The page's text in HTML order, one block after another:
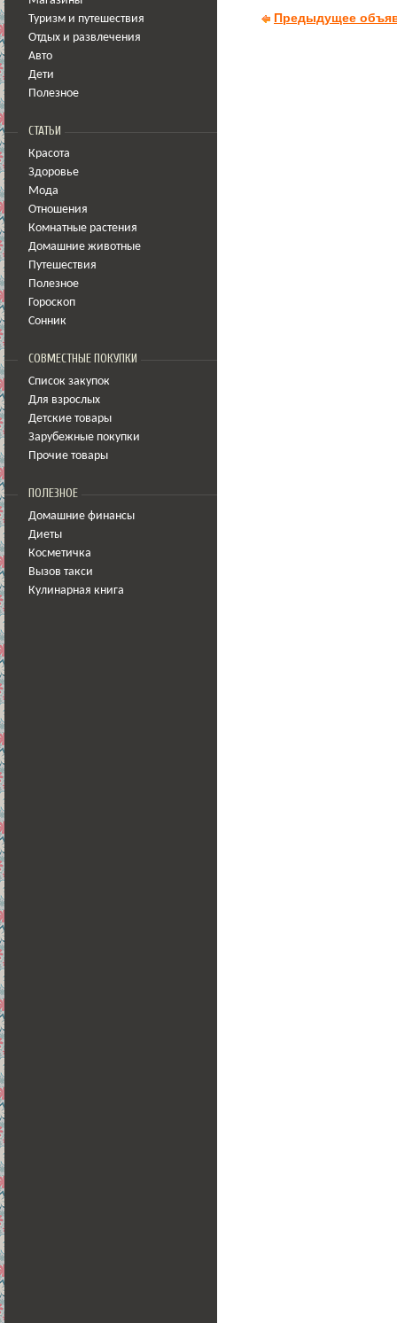
Туризм и путешествия
Отдых и развлечения
Авто
Дети
Полезное
СТАТЬИ
Красота
Здоровье
Мода
Отношения
Комнатные растения
Домашние животные
Путешествия
Полезное
Гороскоп
Сонник
СОВМЕСТНЫЕ ПОКУПКИ
Список закупок
Для взрослых
Детские товары
Зарубежные покупки
Прочие товары
ПОЛЕЗНОЕ
Домашние финансы
Диеты
Косметичка
Вызов такси
Кулинарная книга
Предыдущее